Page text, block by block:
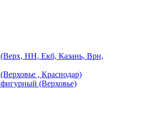
НН, Екб, Казань, Врн,
, Краснодар)
(Верховье)